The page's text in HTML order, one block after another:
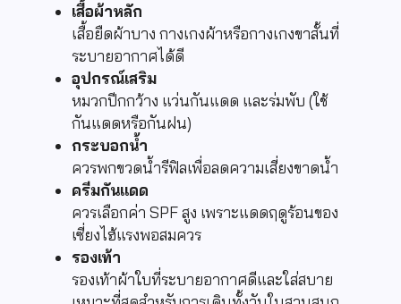
เสื้อผ้าหลัก
เสื้อยืดผ้าบาง กางเกงผ้าหรือกางเกงขาสั้นที่
ระบายอากาศได้ดี
อุปกรณ์เสริม
หมวกปีกกว้าง แว่นกันแดด และร่มพับ (ใช้
กันแดดหรือกันฝน)
กระบอกน้ำ
ควรพกขวดน้ำรีฟิลเพื่อลดความเสี่ยงขาดน้ำ
ครีมกันแดด
ควรเลือกค่า SPF สูง เพราะแดดฤดูร้อนของ
เซี่ยงไฮ้แรงพอสมควร
รองเท้า
รองเท้าผ้าใบที่ระบายอากาศดีและใส่สบาย